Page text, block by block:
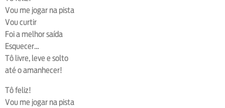
Vou me jogar na pista
Vou curtir
Foi a melhor saída
Esquecer…
Tô livre, leve e solto
até o amanhecer!
Tô feliz!
Vou me jogar na pista